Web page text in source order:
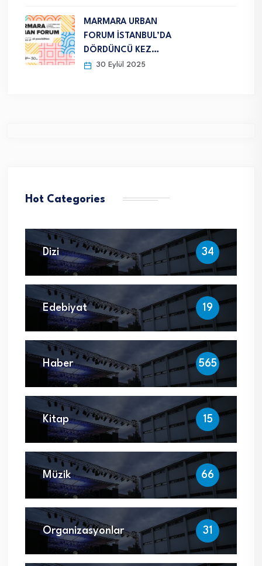
MARMARA URBAN
FORUM İSTANBUL’DA
DÖRDÜNCÜ KEZ…
30 Eylül 2025
Hot Categories
Dizi 34
Edebiyat 19
Haber 565
Kitap 15
Müzik 66
Organizasyonlar 31